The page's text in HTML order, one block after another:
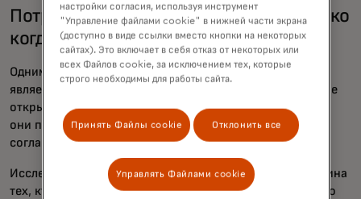
Потребители будут делиться — но только
когда ценность очевидна
Одним из самых важных выводов этого исследования
является то, что большинство потребителей в принципе
открыты к обмену данными. Остаётся два вопроса: что
они получают взамен и насколько уверены в таком
соглашении?
Исследование Mastercard показало, что почти половина
тех, кто готов поделиться своими данными, говорит, что
настройки согласия, используя инструмент
"Управление файлами cookie" в нижней части экрана
(доступно в виде ссылки вместо кнопки на некоторых
сайтах). Это включает в себя отказ от некоторых или
всех Файлов cookie, за исключением тех, которые
строго необходимы для работы сайта.
Принять Файлы cookie Отклонить все
Управлять Файлами cookie